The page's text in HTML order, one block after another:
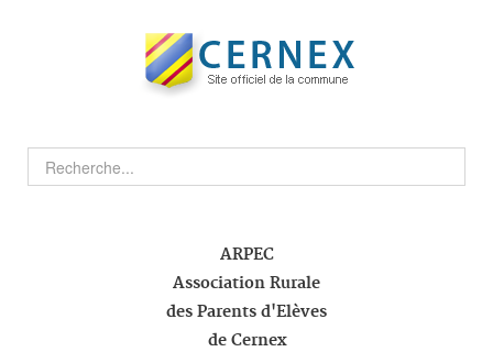
ARPEC
Association Rurale
des Parents d'Elèves
de Cernex